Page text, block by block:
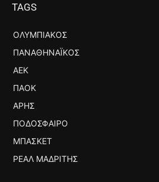
TAGS
ΟΛΥΜΠΙΑΚΌΣ
ΠΑΝΑΘΗΝΑΪΚΌΣ
ΑΕΚ
ΠΑΟΚ
ΆΡΗΣ
ΠΟΔΌΣΦΑΙΡΟ
ΜΠΆΣΚΕΤ
ΡΕΆΛ ΜΑΔΡΊΤΗΣ